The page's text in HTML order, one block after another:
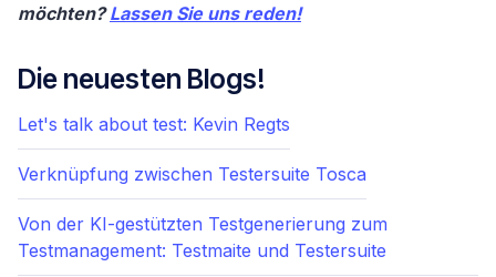
möchten?Lassen Sie uns reden!
Die neuesten Blogs!
Let's talk about test: Kevin Regts
Verknüpfung zwischen Testersuite Tosca
Von der KI-gestützten Testgenerierung zum
Testmanagement: Testmaite und Testersuite